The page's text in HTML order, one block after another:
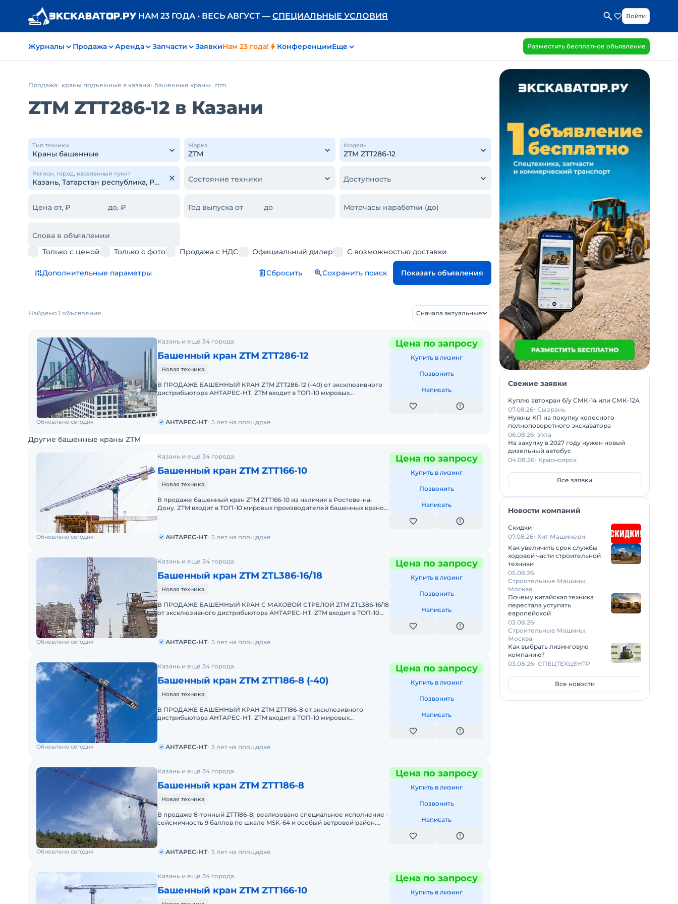
НАМ 23 ГОДА • ВЕСЬ АВГУСТ — СПЕЦИАЛЬНЫЕ УСЛОВИЯ Войти
Журналы Продажа Аренда Запчасти ЗаявкиНам 23 года! КонференцииЕще Разместить бесплатное объявление
Продажа краны подъемные в казани башенные краны ztm
ZTM ZTT286-12 в Казани
Тип техники Марка Модель
Регион, город, населенный пункт
Состояние техники Доступность
Цена от, ₽ до, ₽ Год выпуска от до Моточасы наработки (до)
Слова в объявлении
Только с ценой
Только с фото Продажа с НДС Официальный дилер С возможностью доставки
Дополнительные параметры Сбросить Сохранить поиск Показать объявления
Найдено 1 объявление Сначала актуальные
Казань и ещё 34 города
Башенный кран ZTM ZTT286-12
Новая техника
В ПРОДАЖЕ БАШЕННЫЙ КРАН ZTM ZTT286-12 (-40) от эксклюзивного
дистрибьютора АНТАРЕС-НТ. ZTM входит в ТОП-10 мировых
Цена по запросу
Купить в лизинг
Позвонить
Написать
Обновлено сегодня АНТАРЕС-НТ 5 лет на площадке
Другие башенные краны ZTM
Казань и ещё 34 города
Башенный кран ZTM ZTT166-10
Новая техника
В продаже башенный кран ZTM ZTT166-10 из наличия в Ростове-на-
Дону. ZTM входит в ТОП-10 мировых производителей башенных кранов.
Цена по запросу
Купить в лизинг
Позвонить
Написать
Обновлено сегодня АНТАРЕС-НТ 5 лет на площадке
Казань и ещё 34 города
Башенный кран ZTM ZTL386-16/18
Новая техника
В ПРОДАЖЕ БАШЕННЫЙ КРАН С МАХОВОЙ СТРЕЛОЙ ZTM ZTL386-16/18
от эксклюзивного дистрибьютора АНТАРЕС-НТ. ZTM входит в ТОП-10
Цена по запросу
Купить в лизинг
Позвонить
Написать
Обновлено сегодня АНТАРЕС-НТ 5 лет на площадке
Казань и ещё 34 города
Башенный кран ZTM ZTT186-8 (-40)
Новая техника
В ПРОДАЖЕ БАШЕННЫЙ КРАН ZTM ZTT186-8 от эксклюзивного
дистрибьютора АНТАРЕС-НТ. ZTM входит в ТОП-10 мировых
Цена по запросу
Купить в лизинг
Позвонить
Написать
Обновлено сегодня АНТАРЕС-НТ 5 лет на площадке
Казань и ещё 34 города
Башенный кран ZTM ZTT186-8
Новая техника
В продаже 8-тонный ZTT186-8, реализовано специальное исполнение -
сейсмичность 9 баллов по шкале MSK-64 и особый ветровой район.
Цена по запросу
Купить в лизинг
Позвонить
Написать
Обновлено сегодня АНТАРЕС-НТ 5 лет на площадке
Казань и ещё 34 города
Башенный кран ZTM ZTT166-10
Цена по запросу
Купить в лизинг
Свежие заявки
Куплю автокран б/у СМК-14 или СМК-12А
07.08.26 Сызрань
Нужны КП на покупку колесного
полноповоротного экскаватора
06.08.26 Ухта
На закупку в 2027 году нужен новый
дизельный автобус
04.08.26 Красноярск
Все заявки
Новости компаний
Скидки
07.08.26 Хит Машинери
Как увеличить срок службы
ходовой части строительной
техники
05.08.26
Строительные Машины,
Москва
Почему китайская техника
перестала уступать
европейской
03.08.26
Строительные Машины,
Москва
Как выбрать лизинговую
компанию?
03.08.26 СПЕЦТЕХЦЕНТР
Все новости